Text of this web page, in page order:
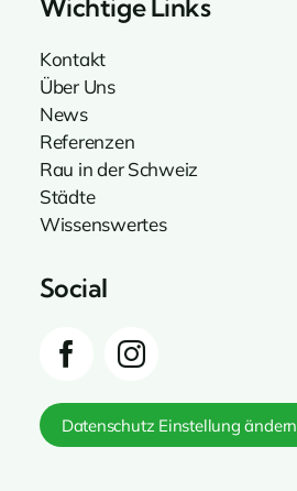
Wichtige Links
Kontakt
Über Uns
News
Referenzen
Rau in der Schweiz
Städte
Wissenswertes
Social
Datenschutz Einstellung ändern